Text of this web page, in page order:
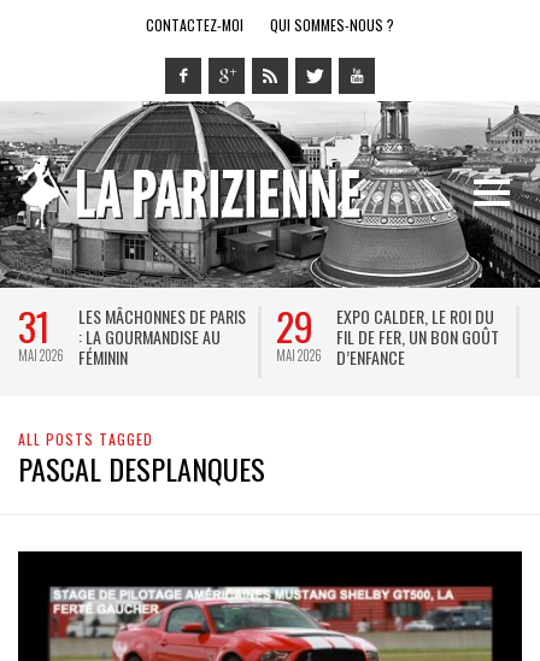
CONTACTEZ-MOI QUI SOMMES-NOUS ?
31
MAI 2026
LES MÂCHONNES DE PARIS
: LA GOURMANDISE AU
FÉMININ
29
MAI 2026
EXPO CALDER, LE ROI DU
FIL DE FER, UN BON GOÛT
D’ENFANCE
ALL POSTS TAGGED
PASCAL DESPLANQUES